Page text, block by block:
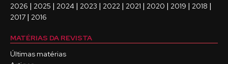
2026 | 2025 | 2024 | 2023 | 2022 | 2021 | 2020 | 2019 | 2018 |
2017 | 2016
MATÉRIAS DA REVISTA
Últimas matérias